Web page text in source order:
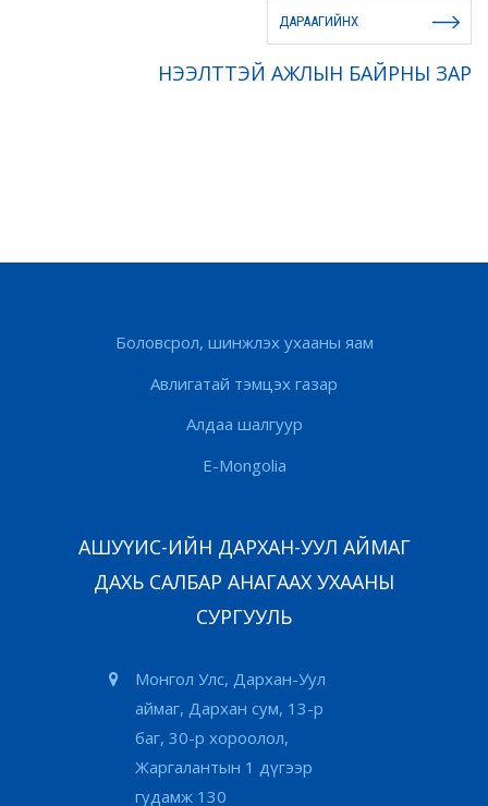
ДАРААГИЙНХ
НЭЭЛТТЭЙ АЖЛЫН БАЙРНЫ ЗАР
Боловсрол, шинжлэх ухааны яам
Авлигатай тэмцэх газар
Алдаа шалгуур
E-Mongolia
АШУҮИС-ИЙН ДАРХАН-УУЛ АЙМАГ
ДАХЬ САЛБАР АНАГААХ УХААНЫ
СУРГУУЛЬ
Монгол Улс, Дархан-Уул
аймаг, Дархан сум, 13-р
баг, 30-р хороолол,
Жаргалантын 1 дүгээр
гудамж 130